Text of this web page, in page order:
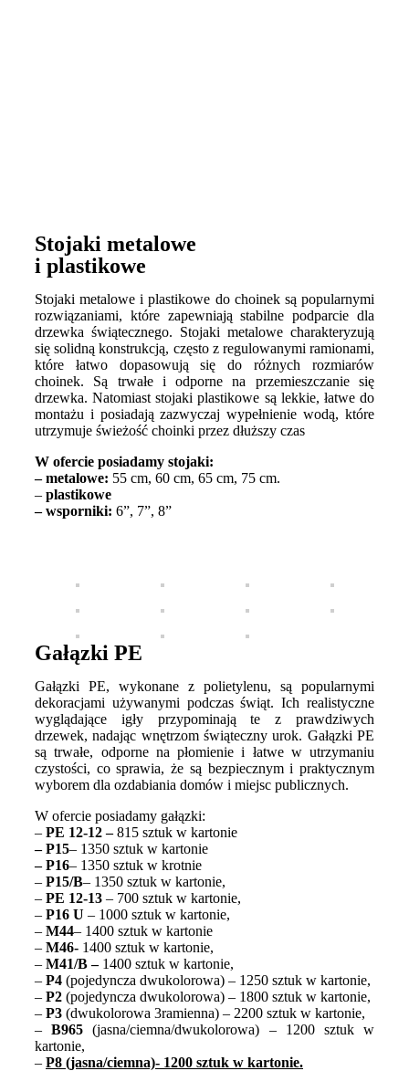
Stojaki metalowe
i plastikowe
Stojaki metalowe i plastikowe do choinek są popularnymi
rozwiązaniami, które zapewniają stabilne podparcie dla
drzewka świątecznego. Stojaki metalowe charakteryzują
się solidną konstrukcją, często z regulowanymi ramionami,
które łatwo dopasowują się do różnych rozmiarów
choinek. Są trwałe i odporne na przemieszczanie się
drzewka. Natomiast stojaki plastikowe są lekkie, łatwe do
montażu i posiadają zazwyczaj wypełnienie wodą, które
utrzymuje świeżość choinki przez dłuższy czas
W ofercie posiadamy stojaki:
– metalowe: 55 cm, 60 cm, 65 cm, 75 cm.
– plastikowe
– wsporniki: 6”, 7”, 8”
Gałązki PE
Gałązki PE, wykonane z polietylenu, są popularnymi
dekoracjami używanymi podczas świąt. Ich realistyczne
wyglądające igły przypominają te z prawdziwych
drzewek, nadając wnętrzom świąteczny urok. Gałązki PE
są trwałe, odporne na płomienie i łatwe w utrzymaniu
czystości, co sprawia, że są bezpiecznym i praktycznym
wyborem dla ozdabiania domów i miejsc publicznych.
W ofercie posiadamy gałązki:
– PE 12-12 –815 sztuk w kartonie
– P15– 1350 sztuk w kartonie
– P16– 1350 sztuk w krotnie
– P15/B– 1350 sztuk w kartonie,
– PE 12-13 – 700 sztuk w kartonie,
– P16 U – 1000 sztuk w kartonie,
– M44– 1400 sztuk w kartonie
– M46- 1400 sztuk w kartonie,
– M41/B – 1400 sztuk w kartonie,
– P4 (pojedyncza dwukolorowa) – 1250 sztuk w kartonie,
– P2 (pojedyncza dwukolorowa) – 1800 sztuk w kartonie,
– P3 (dwukolorowa 3ramienna) – 2200 sztuk w kartonie,
–B965(jasna/ciemna/dwukolorowa) – 1200 sztuk w
kartonie,
– P8 (jasna/ciemna)- 1200 sztuk w kartonie.